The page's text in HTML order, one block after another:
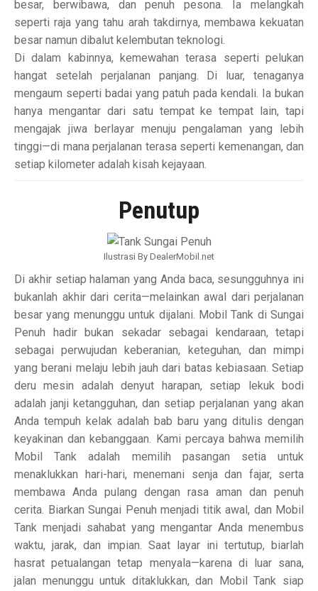
besar, berwibawa, dan penuh pesona. Ia melangkah
seperti raja yang tahu arah takdirnya, membawa kekuatan
besar namun dibalut kelembutan teknologi.
Di dalam kabinnya, kemewahan terasa seperti pelukan
hangat setelah perjalanan panjang. Di luar, tenaganya
mengaum seperti badai yang patuh pada kendali. Ia bukan
hanya mengantar dari satu tempat ke tempat lain, tapi
mengajak jiwa berlayar menuju pengalaman yang lebih
tinggi—di mana perjalanan terasa seperti kemenangan, dan
setiap kilometer adalah kisah kejayaan.
Penutup
Ilustrasi By DealerMobil.net
Di akhir setiap halaman yang Anda baca, sesungguhnya ini
bukanlah akhir dari cerita—melainkan awal dari perjalanan
besar yang menunggu untuk dijalani. Mobil Tank di Sungai
Penuh hadir bukan sekadar sebagai kendaraan, tetapi
sebagai perwujudan keberanian, keteguhan, dan mimpi
yang berani melaju lebih jauh dari batas kebiasaan. Setiap
deru mesin adalah denyut harapan, setiap lekuk bodi
adalah janji ketangguhan, dan setiap perjalanan yang akan
Anda tempuh kelak adalah bab baru yang ditulis dengan
keyakinan dan kebanggaan. Kami percaya bahwa memilih
Mobil Tank adalah memilih pasangan setia untuk
menaklukkan hari-hari, menemani senja dan fajar, serta
membawa Anda pulang dengan rasa aman dan penuh
cerita. Biarkan Sungai Penuh menjadi titik awal, dan Mobil
Tank menjadi sahabat yang mengantar Anda menembus
waktu, jarak, dan impian. Saat layar ini tertutup, biarlah
hasrat petualangan tetap menyala—karena di luar sana,
jalan menunggu untuk ditaklukkan, dan Mobil Tank siap